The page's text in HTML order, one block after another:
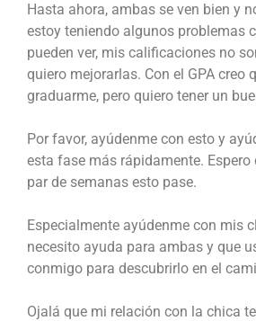
Hasta ahora, ambas se ven bien y
estoy teniendo algunos problemas
pueden ver, mis calificaciones no
quiero mejorarlas. Con el GPA creo
graduarme, pero quiero tener un
Por favor, ayúdenme con esto y
esta fase más rápidamente. Espero
par de semanas esto pase.
Especialmente ayúdenme con mis
necesito ayuda para ambas y que
conmigo para descubrirlo en el
Ojalá que mi relación con la chica